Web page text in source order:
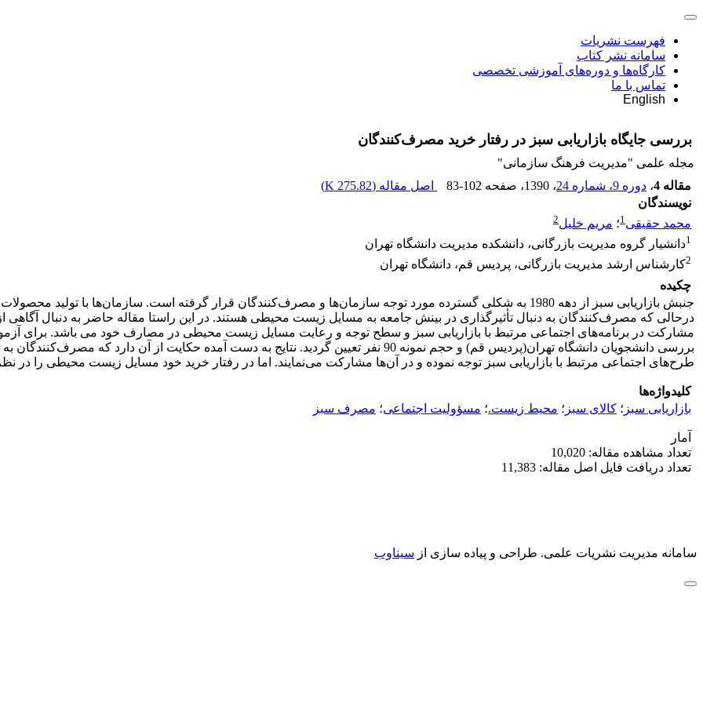
فهرست نشریات
سامانه نشر کتاب
کارگاه‌ها و دوره‌های آموزشی تخصصی
تماس با ما
English
بررسی جایگاه بازاریابی سبز در رفتار خرید مصرف‌کنندگان
مجله علمی "مدیریت فرهنگ سازمانی"
مقاله 4
، دوره 9، شماره 24 ، 1390 ، صفحه 83-102 اصل مقاله (275.82 K
)
نویسندگان
محمد حقیقی1؛ مریم خلیل2
1دانشیار گروه مدیریت بازرگانی، دانشکده مدیریت دانشگاه تهران
2کارشناس ارشد مدیریت بازرگانی، پردیس قم، دانشگاه تهران
چکیده
جنبش بازاریابی سبز از دهه 1980 به شکلی گسترده مورد توجه سازمان‌ها و مصرف‌کنندگان قرار گرفته است. سازمان‌ها
درحالی که مصرف‌کنندگان به دنبال تأثیرگذاری در بینش جامعه به مسایل زیست‌ محیطی هستند. در این راستا مقاله حاضر به دنبال
مشارکت در برنامه‌های اجتماعی مرتبط با بازاریابی سبز و سطح توجه و رعایت مسایل زیست محیطی در مصارف خود می باشد. برای
بررسی دانشجویان دانشگاه تهران(پردیس قم) و حجم نمونه 90 نفر تعیین گردید. نتایج به دست آمده
طرح‌های اجتماعی مرتبط با بازاریابی سبز توجه نموده و در آن‌ها مشارکت می‌نمایند. اما در رفتار خرید خود مسایل زیست محیطی را در
کلیدواژه‌ها
بازاریابی سبز ؛ کالای سبز ؛ محیط زیست.؛ مسؤولیت اجتماعی؛ مصرف سبز
آمار
تعداد مشاهده مقاله: 10,020
تعداد دریافت فایل اصل مقاله: 11,383
سامانه مدیریت نشریات علمی. طراحی و پیاده سازی از سیناوب